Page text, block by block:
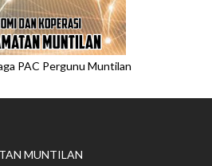
PAC Pergunu Muntilan
MUNTILAN